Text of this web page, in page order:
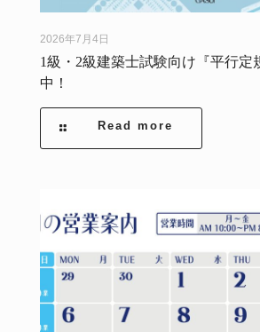
2026年7月4日
1級・2級建築士試験向け『平行定
中！
Read more